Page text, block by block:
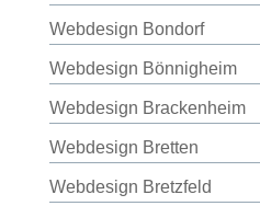
Webdesign Bondorf
Webdesign Bönnigheim
Webdesign Brackenheim
Webdesign Bretten
Webdesign Bretzfeld